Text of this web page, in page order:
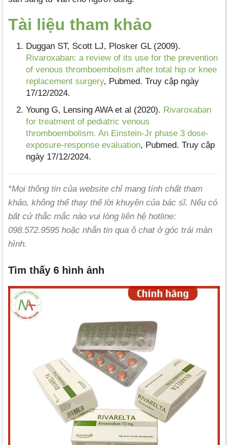
Tài liệu tham khảo
Duggan ST, Scott LJ, Plosker GL (2009).
Rivaroxaban: a review of its use for the prevention
of venous thromboembolism after total hip or knee
replacement surgery, Pubmed. Truy cập ngày
17/12/2024.
Young G, Lensing AWA et al (2020). Rivaroxaban
for treatment of pediatric venous
thromboembolism. An Einstein-Jr phase 3 dose-
exposure-response evaluation, Pubmed. Truy cập
ngày 17/12/2024.
*Mọi thông tin của website chỉ mang tính chất tham
khảo, không thể thay thế lời khuyên của bác sĩ. Nếu có
bất cứ thắc mắc nào vui lòng liên hệ hotline:
098.572.9595 hoặc nhắn tin qua ô chat ở góc trái màn
hình.
Tìm thấy 6 hình ảnh